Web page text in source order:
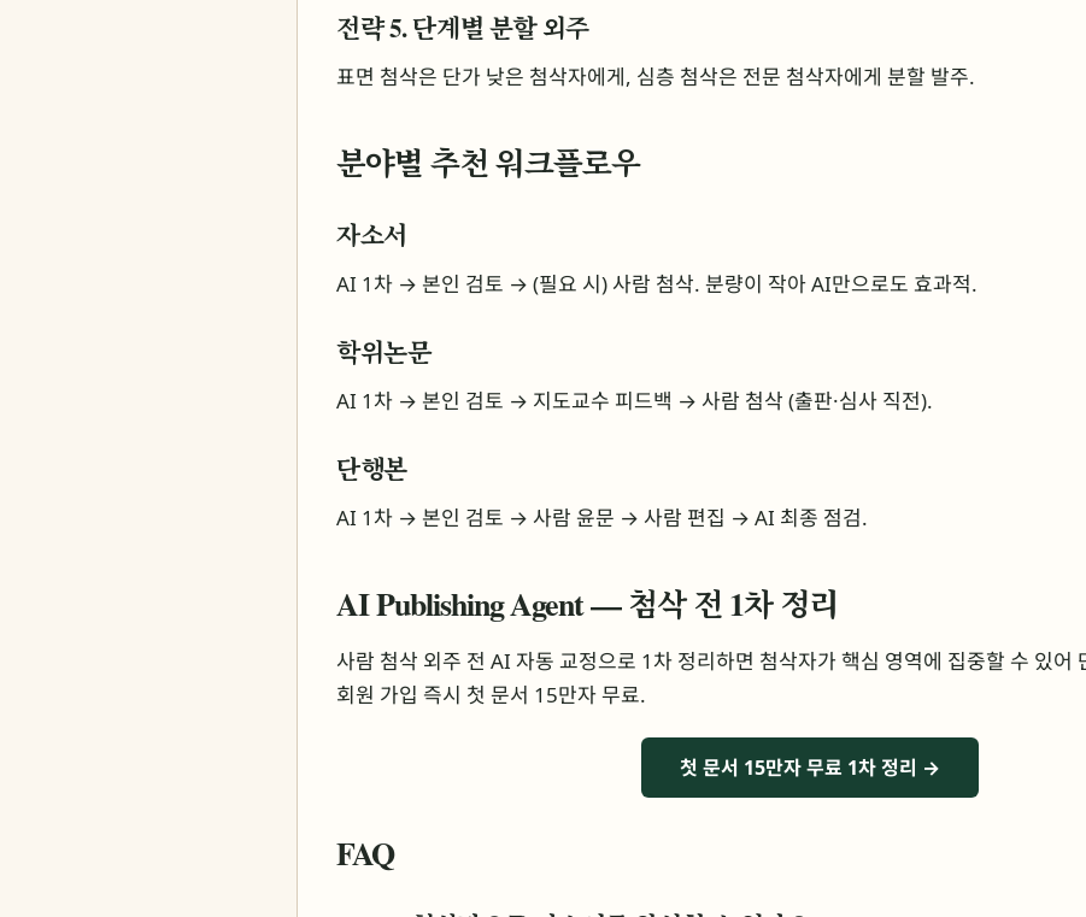
전략 5. 단계별 분할 외주
표면 첨삭은 단가 낮은 첨삭자에게, 심층 첨삭은 전문 첨삭자에게 분할 발주.
분야별 추천 워크플로우
자소서
AI 1차 → 본인 검토 → (필요 시) 사람 첨삭. 분량이 작아 AI만으로도 효과적.
학위논문
AI 1차 → 본인 검토 → 지도교수 피드백 → 사람 첨삭 (출판·심사 직전).
단행본
AI 1차 → 본인 검토 → 사람 윤문 → 사람 편집 → AI 최종 점검.
AI Publishing Agent — 첨삭 전 1차 정리
사람 첨삭 외주 전 AI 자동 교정으로 1차 정리하면 첨삭자가 핵심 영역에 집중할 수 있어
회원 가입 즉시 첫 문서 15만자 무료.
첫 문서 15만자 무료 1차 정리 →
FAQ